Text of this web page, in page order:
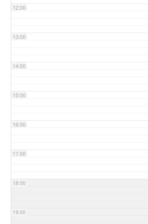
12:00
13:00
14:00
15:00
16:00
17:00
18:00
19:00